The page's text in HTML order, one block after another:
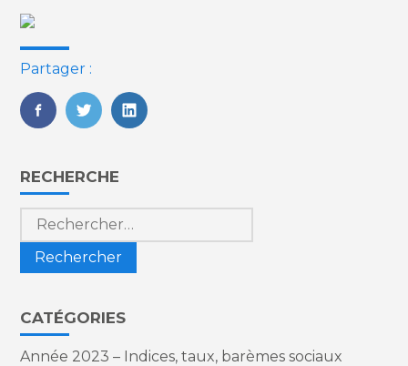
Partager :
FaceBook
TwitterLinkedIn
Blog
sidebar
RECHERCHE
Rechercher :
CATÉGORIES
Année 2023 – Indices, taux, barèmes sociaux